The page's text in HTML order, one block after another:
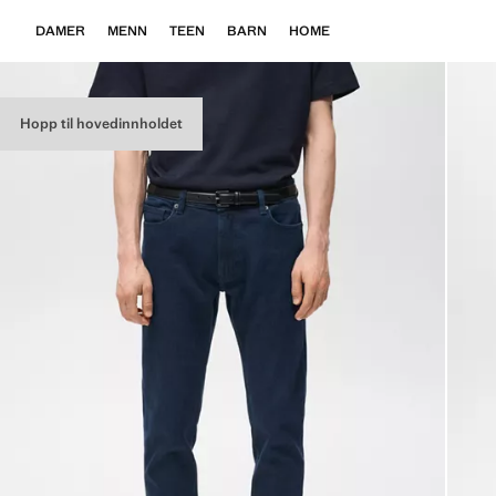
Hopp til hovedinnholdet
DAMER MENN TEEN BARN HOME